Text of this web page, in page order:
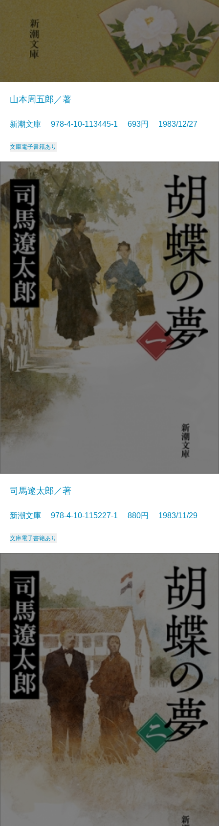
山本周五郎／著
新潮文庫 978-4-10-113445-1 693円 1983/12/27
文庫電子書籍あり
司馬遼太郎／著
新潮文庫 978-4-10-115227-1 880円 1983/11/29
文庫電子書籍あり